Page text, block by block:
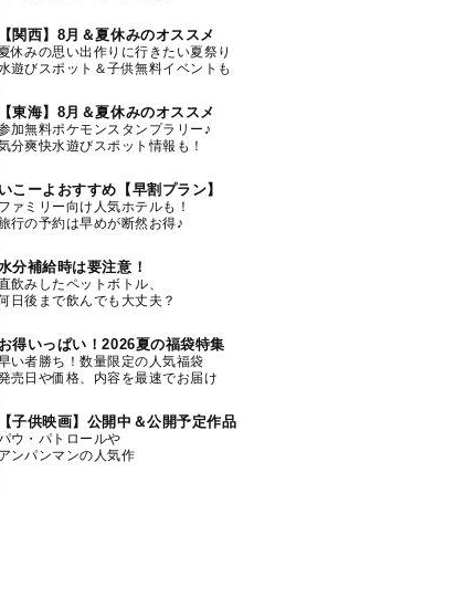
【関西】8月＆夏休みのオススメ
休みの思い出作りに行きたい夏祭り
遊びスポット＆子供無料イベントも
【東海】8月＆夏休みのオススメ
加無料ポケモンスタンプラリー♪
分爽快水遊びスポット情報も！
いこーよおすすめ【早割プラン】
ファミリー向け人気ホテルも！
行の予約は早めが断然お得♪
分補給時は要注意！
飲みしたペットボトル、
日後まで飲んでも大丈夫？
お得いっぱい！2026夏の福袋特集
い者勝ち！数量限定の人気福袋
売日や価格、内容を最速でお届け
【子供映画】公開中＆公開予定作品
ウ・パトロールや
アンパンマンの人気作